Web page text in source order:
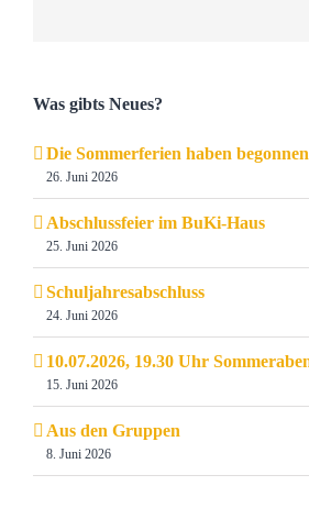
Was gibts Neues?
Die Sommerferien haben begonnen
26. Juni 2026
Abschlussfeier im BuKi-Haus
25. Juni 2026
Schuljahresabschluss
24. Juni 2026
10.07.2026, 19.30 Uhr
15. Juni 2026
Aus den Gruppen
8. Juni 2026